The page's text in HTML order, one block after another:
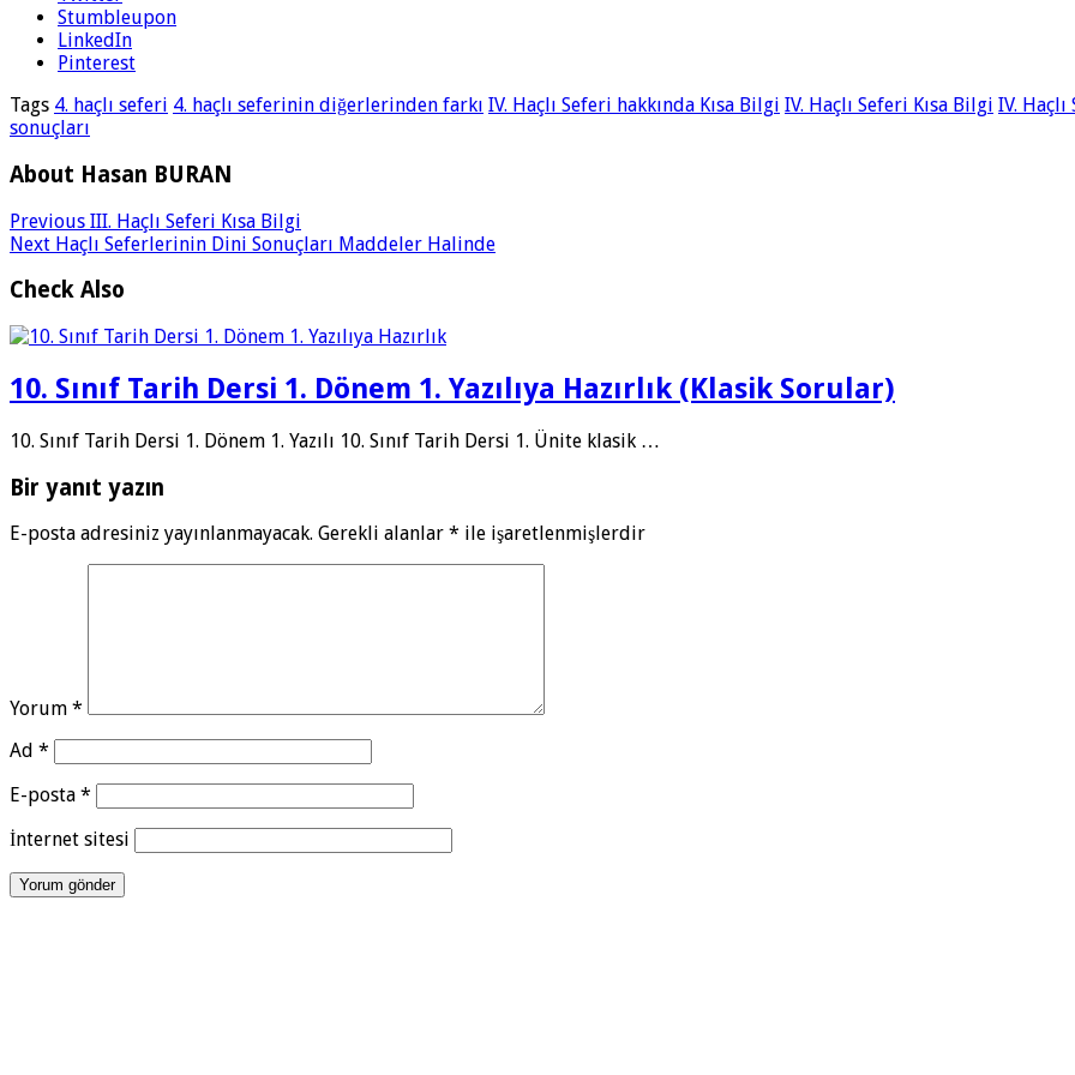
Stumbleupon
LinkedIn
Pinterest
Tags 4. haçlı seferi 4. haçlı seferinin diğerlerinden farkı IV. Haçlı Seferi hakkında Kısa Bilgi IV. Haçlı Seferi Kısa Bilgi IV. Haçlı
sonuçları
About Hasan BURAN
Previous III. Haçlı Seferi Kısa Bilgi
Next Haçlı Seferlerinin Dini Sonuçları Maddeler Halinde
Check Also
10. Sınıf Tarih Dersi 1. Dönem 1. Yazılıya Hazırlık (Klasik Sorular)
10. Sınıf Tarih Dersi 1. Dönem 1. Yazılı 10. Sınıf Tarih Dersi 1. Ünite klasik …
Bir yanıt yazın
E-posta adresiniz yayınlanmayacak. Gerekli alanlar * ile işaretlenmişlerdir
Yorum *
Ad *
E-posta *
İnternet sitesi